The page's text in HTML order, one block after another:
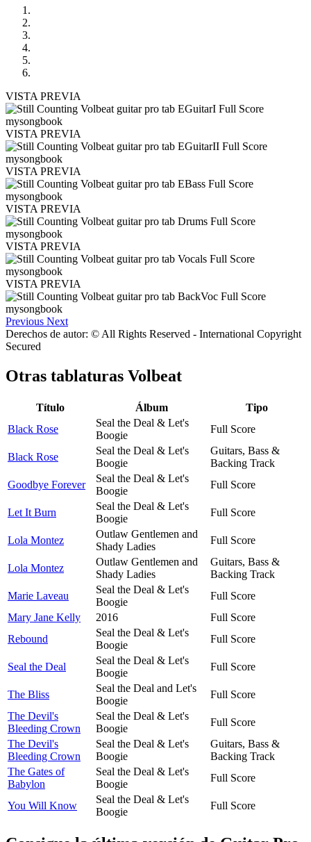
VISTA PREVIA
VISTA PREVIA
VISTA PREVIA
VISTA PREVIA
VISTA PREVIA
VISTA PREVIA
Previous Next
Derechos de autor: © All Rights Reserved - International Copyright
Secured
Otras tablaturas Volbeat
Título Álbum
Tipo
Black Rose
Seal the Deal & Let's
Boogie
Full Score
Black Rose
Seal the Deal & Let's
Boogie
Guitars, Bass &
Backing Track
Goodbye Forever
Seal the Deal & Let's
Boogie
Full Score
Let It Burn
Seal the Deal & Let's
Boogie
Full Score
Lola Montez
Outlaw Gentlemen and
Shady Ladies
Full Score
Lola Montez
Outlaw Gentlemen and
Shady Ladies
Guitars, Bass &
Backing Track
Marie Laveau
Seal the Deal & Let's
Boogie
Full Score
Mary Jane Kelly
2016
Full Score
Rebound
Seal the Deal & Let's
Boogie
Full Score
Seal the Deal
Seal the Deal & Let's
Boogie
Full Score
The Bliss
Seal the Deal and Let's
Boogie
Full Score
The Devil's
Bleeding Crown
Seal the Deal & Let's
Boogie
Full Score
The Devil's
Bleeding Crown
Seal the Deal & Let's
Boogie
Guitars, Bass &
Backing Track
The Gates of
Babylon
Seal the Deal & Let's
Boogie
Full Score
You Will Know
Seal the Deal & Let's
Boogie
Full Score